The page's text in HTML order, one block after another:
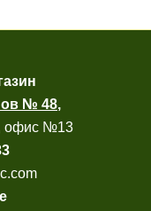
№ 48,
офис №13